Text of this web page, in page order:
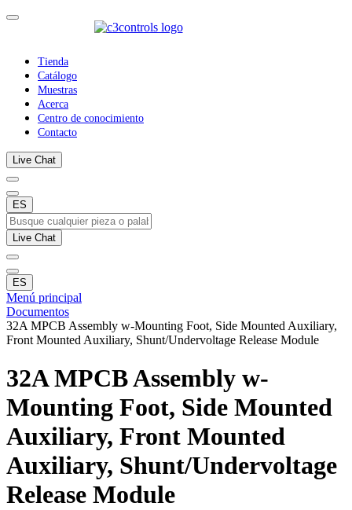
Tienda
Catálogo
Muestras
Acerca
Centro de conocimiento
Contacto
Live Chat
ES
Live Chat
ES
Menú principal
Documentos
32A MPCB Assembly w-Mounting Foot, Side Mounted Auxiliary,
Front Mounted Auxiliary, Shunt/Undervoltage Release Module
32A MPCB Assembly w-
Mounting Foot, Side Mounted
Auxiliary, Front Mounted
Auxiliary, Shunt/Undervoltage
Release Module